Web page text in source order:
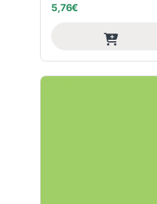
5,76€